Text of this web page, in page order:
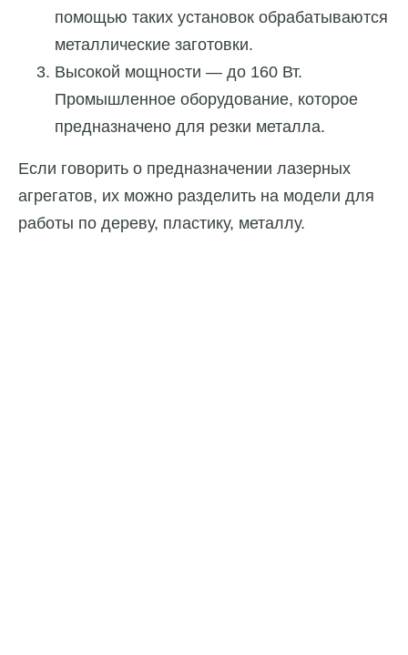
помощью таких установок обрабатываются
металлические заготовки.
Высокой мощности — до 160 Вт.
Промышленное оборудование, которое
предназначено для резки металла.
Если говорить о предназначении лазерных
агрегатов, их можно разделить на модели для
работы по дереву, пластику, металлу.